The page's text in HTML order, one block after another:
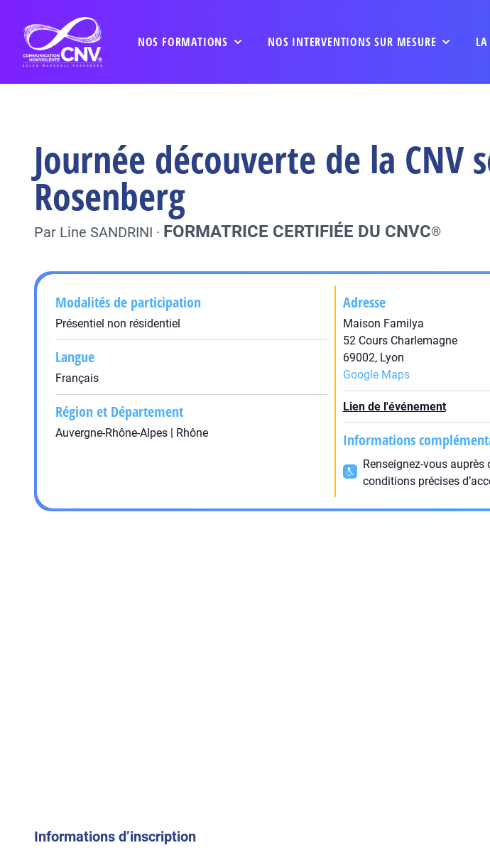
NOS FORMATIONS NOS INTERVENTIONS SUR MESURE
Journée découverte de la CNV
Rosenberg
Par Line SANDRINI · FORMATRICE CERTIFIÉE DU CNVC®
Modalités de participation
Présentiel non résidentiel
Langue
Français
Région et Département
Auvergne-Rhône-Alpes | Rhône
Adresse
Maison Familya
52 Cours Charlemagne
69002, Lyon
Google Maps
Lien de l'événement
Informations
Renseignez-vous
conditions précises
Informations d’inscription